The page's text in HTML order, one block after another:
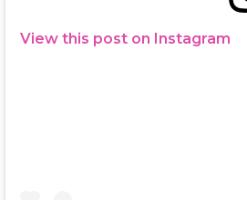
View this post on Instagram